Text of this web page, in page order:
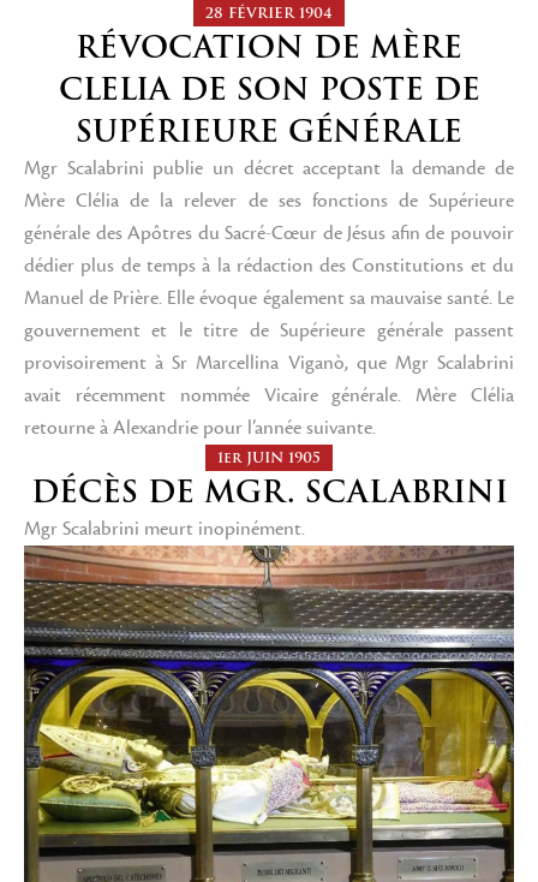
28 FÉVRIER 1904
RÉVOCATION DE MÈRE
CLELIA DE SON POSTE DE
SUPÉRIEURE GÉNÉRALE
Mgr Scalabrini publie un décret acceptant la demande de
Mère Clélia de la relever de ses fonctions de Supérieure
générale des Apôtres du Sacré-Cœur de Jésus afin de pouvoir
dédier plus de temps à la rédaction des Constitutions et du
Manuel de Prière. Elle évoque également sa mauvaise santé. Le
gouvernement et le titre de Supérieure générale passent
provisoirement à Sr Marcellina Viganò, que Mgr Scalabrini
avait récemment nommée Vicaire générale. Mère Clélia
retourne à Alexandrie pour l’année suivante.
1er JUIN 1905
DÉCÈS DE MGR. SCALABRINI
Mgr Scalabrini meurt inopinément.